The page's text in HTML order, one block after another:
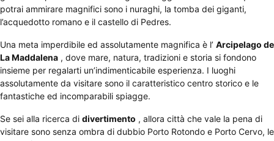
potrai ammirare magnifici sono i nuraghi, la tomba dei giganti,
l’acquedotto romano e il castello di Pedres.
Una meta imperdibile ed assolutamente magnifica è l’ Arcipelago de
La Maddalena , dove mare, natura, tradizioni e storia si fondono
insieme per regalarti un’indimenticabile esperienza. I luoghi
assolutamente da visitare sono il caratteristico centro storico e le
fantastiche ed incomparabili spiagge.
Se sei alla ricerca di divertimento , allora città che vale la pena di
visitare sono senza ombra di dubbio Porto Rotondo e Porto Cervo, le